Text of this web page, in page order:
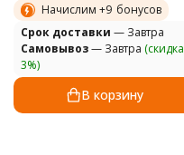
Начислим +9 бонусов
Cрок доставки — Завтра
Самовывоз— Завтра (скидка
3%)
В корзину